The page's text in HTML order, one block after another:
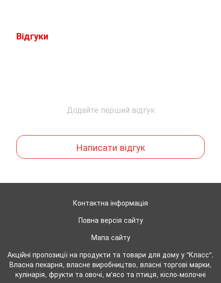
Відгуки
Додайте перший відгук
Написати відгук
Контактна інформація
Повна версія сайту
Мапа сайту
Акційні пропозиції на продукти та товари для дому у "Класс".
Власна пекарня, власне виробництво, власні торгові марки,
кулінарія, фрукти та овочі, м'ясо та птиця, кісло-молочні